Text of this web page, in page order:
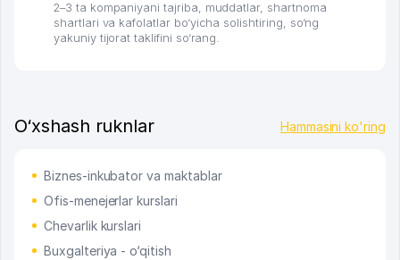
2–3 ta kompaniyani tajriba, muddatlar, shartnoma
shartlari va kafolatlar bo‘yicha solishtiring, so‘ng
yakuniy tijorat taklifini so‘rang.
O‘xshash ruknlar Hammasini ko'ring
Biznes-inkubator va maktablar
Ofis-menejerlar kurslari
Chevarlik kurslari
Buxgalteriya - o‘qitish